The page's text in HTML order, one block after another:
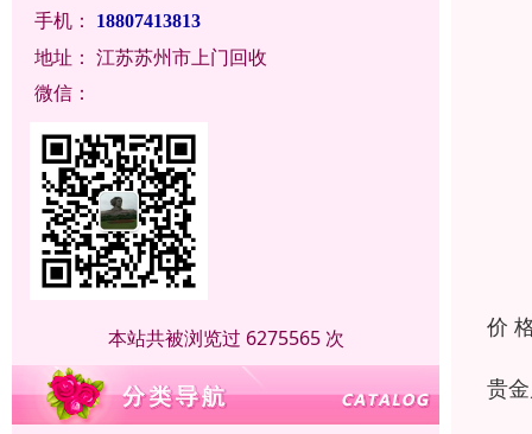
手机：
18807413813
地址： 江苏苏州市上门回收
微信：
本站共被浏览过 6275565 次 价
贵